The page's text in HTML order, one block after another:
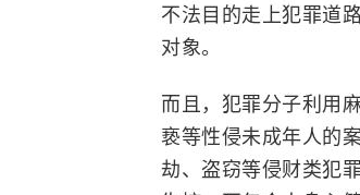
不法目的走上犯罪道
对象。
而且，犯罪分子利用
亵等性侵未成年人的
劫、盗窃等侵财类犯